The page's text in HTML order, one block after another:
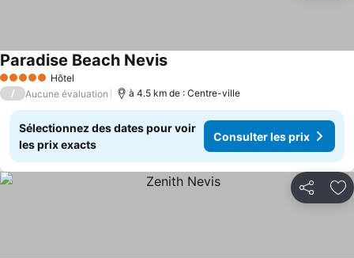
5 Étoiles Hôtel
Paradise Beach Nevis
/ Aucune évaluation à 4.5 km de : Centre-ville
Sélectionnez des dates pour voir
les prix exacts
Consulter les prix
Partager